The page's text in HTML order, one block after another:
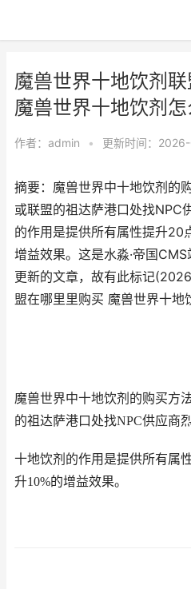
魔兽世界十地饮剂
魔兽世界十地饮剂
作者： admin • 更新时间：
摘要：魔兽世界中十地饮剂的
或联盟的祖达萨港口处找NPC
的作用是提供所有属性提升20
增益效果。这是水淼·帝国
更新的文章，故有此标记
盟在哪里里购买 魔兽世界十地
魔兽世界中十地饮剂的购买方
的祖达萨港口处找NPC供应商
十地饮剂的作用是提供所有属
升10%的增益效果。